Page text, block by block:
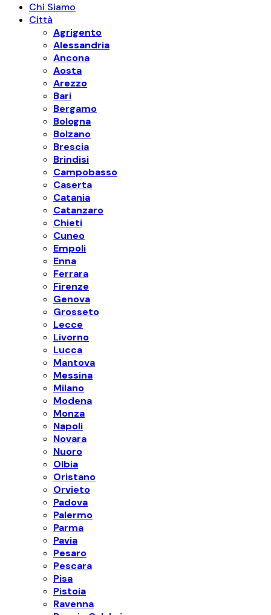
Chi Siamo
Città
Agrigento
Alessandria
Ancona
Aosta
Arezzo
Bari
Bergamo
Bologna
Bolzano
Brescia
Brindisi
Campobasso
Caserta
Catania
Catanzaro
Chieti
Cuneo
Empoli
Enna
Ferrara
Firenze
Genova
Grosseto
Lecce
Livorno
Lucca
Mantova
Messina
Milano
Modena
Monza
Napoli
Novara
Nuoro
Olbia
Oristano
Orvieto
Padova
Palermo
Parma
Pavia
Pesaro
Pescara
Pisa
Pistoia
Ravenna